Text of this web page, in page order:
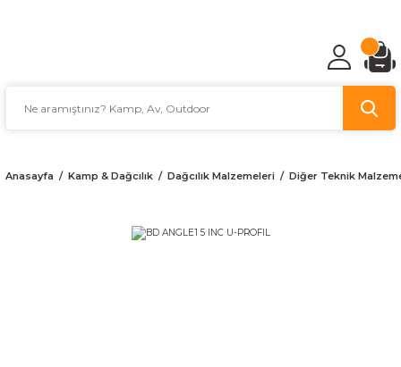
Anasayfa Kamp & Dağcılık Dağcılık Malzemeleri Diğer Teknik